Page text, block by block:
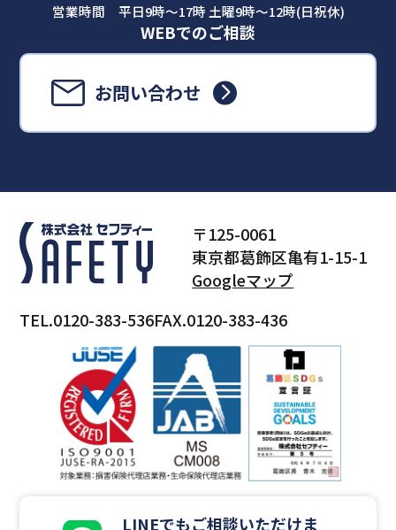
営業時間 平日9時～17時 土曜9時～12時(日祝休)
WEBでのご相談
お問い合わせ
〒125-0061
東京都葛飾区亀有1-15-1
Googleマップ
TEL.0120-383-536FAX.0120-383-436
LINEでもご相談いただけま